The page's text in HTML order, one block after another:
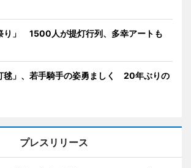
り」 1500人が提灯行列、多幸アートも
毬」、若手騎手の姿勇ましく 20年ぶりの
プレスリリース